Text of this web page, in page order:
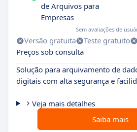
de Arquivos para
Empresas
Sem avaliações de
Versão gratuita Teste gratuito
Preços sob consulta
Solução para arquivamento de
digitais com alta segurança e
Veja mais detalhes
Saiba mais